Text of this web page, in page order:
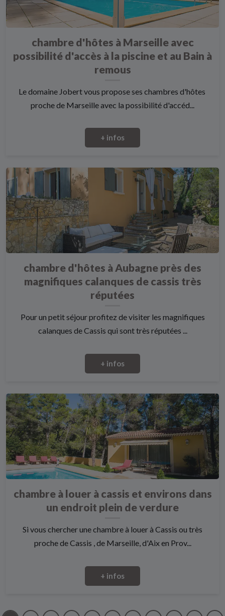
chambre d'hôtes à Marseille avec
possibilité d'accès à la piscine et au Bain à
remous
Le domaine Jobert vous propose ses chambres d'hôtes
proche de Marseille avec la possibilité d'accéd...
+ infos
chambre d'hôtes à Aubagne près des
magnifiques calanques de cassis très
réputées
Pour un petit séjour profitez de visiter les magnifiques
calanques de Cassis qui sont très réputées ...
+ infos
chambre à louer à cassis et environs dans
un endroit plein de verdure
Si vous chercher une chambre à louer à Cassis ou très
proche de Cassis , de Marseille, d'Aix en Prov...
+ infos